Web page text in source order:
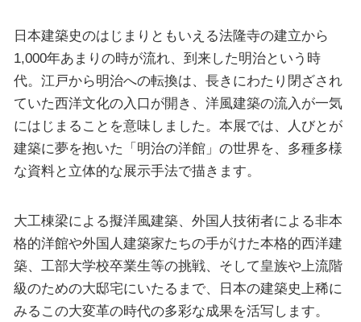
日本建築史のはじまりともいえる法隆寺の建立から
1,000年あまりの時が流れ、到来した明治という時
代。江戸から明治への転換は、長きにわたり閉ざされ
ていた西洋文化の入口が開き、洋風建築の流入が一気
にはじまることを意味しました。本展では、人びとが
建築に夢を抱いた「明治の洋館」の世界を、多種多様
な資料と立体的な展示手法で描きます。
大工棟梁による擬洋風建築、外国人技術者による非本
格的洋館や外国人建築家たちの手がけた本格的西洋建
築、工部大学校卒業生等の挑戦、そして皇族や上流階
級のための大邸宅にいたるまで、日本の建築史上稀に
みるこの大変革の時代の多彩な成果を活写します。